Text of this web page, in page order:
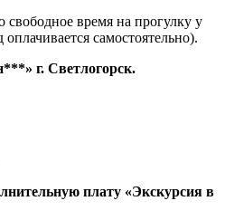
время на прогулку у
самостоятельно).
г. Светлогорск.
плату «Экскурсия в